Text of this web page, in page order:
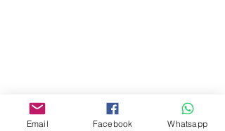
Yau Ma Tei, Hong Kong.
Email Facebook Whatsapp